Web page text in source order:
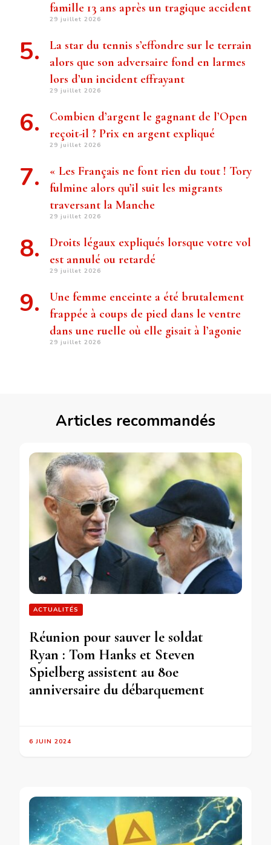
famille 13 ans après un tragique accident
29 juillet 2026
La star du tennis s’effondre sur le terrain
alors que son adversaire fond en larmes
lors d’un incident effrayant
29 juillet 2026
Combien d’argent le gagnant de l’Open
reçoit-il ? Prix ​​en argent expliqué
29 juillet 2026
« Les Français ne font rien du tout ! Tory
fulmine alors qu’il suit les migrants
traversant la Manche
29 juillet 2026
Droits légaux expliqués lorsque votre vol
est annulé ou retardé
29 juillet 2026
Une femme enceinte a été brutalement
frappée à coups de pied dans le ventre
dans une ruelle où elle gisait à l’agonie
29 juillet 2026
Articles recommandés
ACTUALITÉS
Réunion pour sauver le soldat
Ryan : Tom Hanks et Steven
Spielberg assistent au 80e
anniversaire du débarquement
6 JUIN 2024